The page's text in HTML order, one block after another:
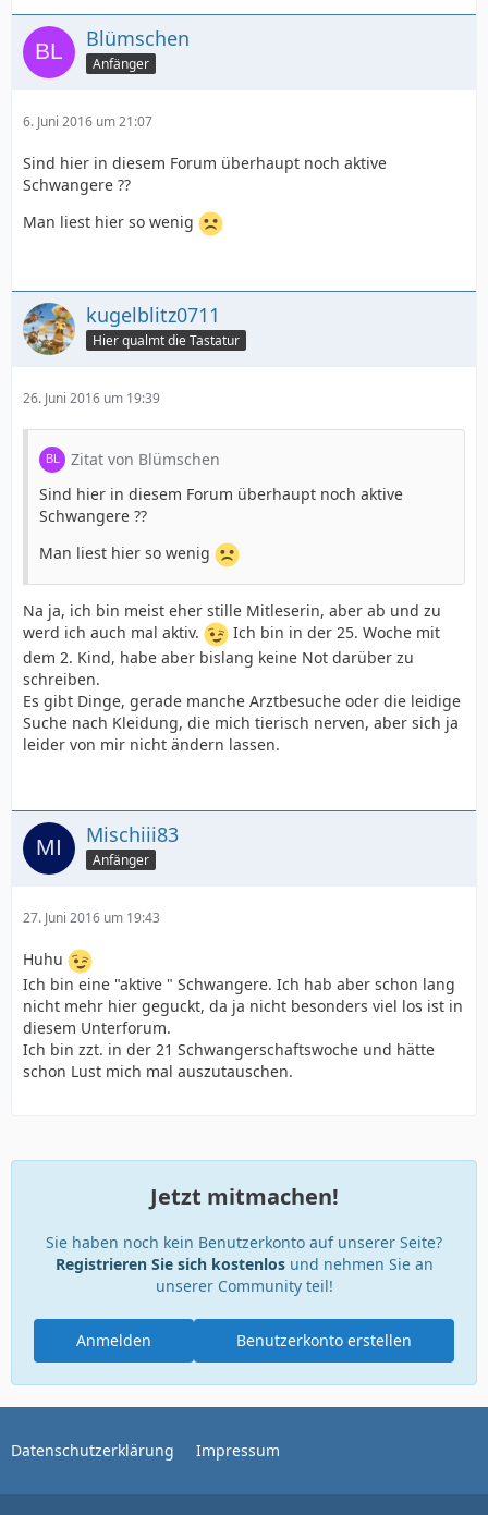
Blümschen
Anfänger
6. Juni 2016 um 21:07
Sind hier in diesem Forum überhaupt noch aktive
Schwangere ??
Man liest hier so wenig
kugelblitz0711
Hier qualmt die Tastatur
26. Juni 2016 um 19:39
Zitat von Blümschen
Sind hier in diesem Forum überhaupt noch aktive
Schwangere ??
Man liest hier so wenig
Na ja, ich bin meist eher stille Mitleserin, aber ab und zu
werd ich auch mal aktiv.
Ich bin in der 25. Woche mit
dem 2. Kind, habe aber bislang keine Not darüber zu
schreiben.
Es gibt Dinge, gerade manche Arztbesuche oder die leidige
Suche nach Kleidung, die mich tierisch nerven, aber sich ja
leider von mir nicht ändern lassen.
Mischiii83
Anfänger
27. Juni 2016 um 19:43
Huhu
Ich bin eine "aktive " Schwangere. Ich hab aber schon lang
nicht mehr hier geguckt, da ja nicht besonders viel los ist in
diesem Unterforum.
Ich bin zzt. in der 21 Schwangerschaftswoche und hätte
schon Lust mich mal auszutauschen.
Jetzt mitmachen!
Sie haben noch kein Benutzerkonto auf unserer Seite?
Registrieren Sie sich kostenlosund nehmen Sie an
unserer Community teil!
Benutzerkonto erstellen
Anmelden
Datenschutzerklärung Impressum